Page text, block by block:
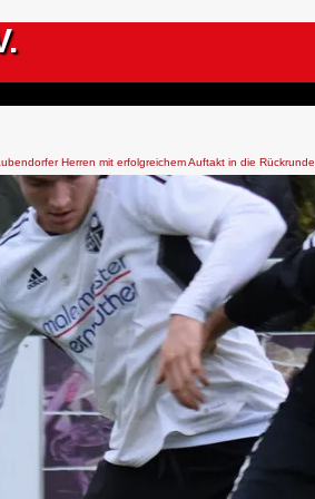
Herren mit erfolgreichem Auftakt in die Rückrunde